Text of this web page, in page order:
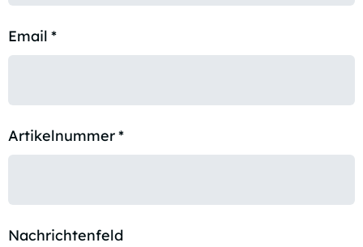
Email *
Artikelnummer*
Nachrichtenfeld